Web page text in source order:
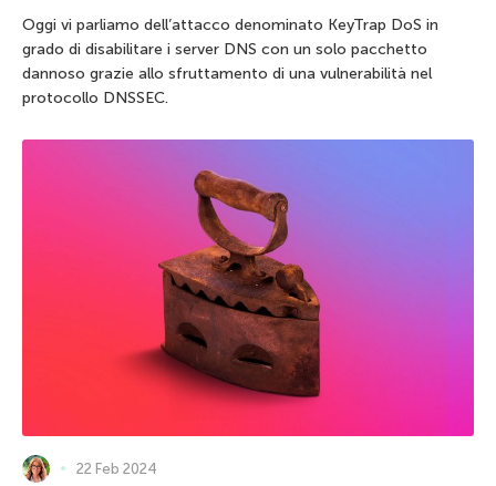
Oggi vi parliamo dell’attacco denominato KeyTrap DoS in
grado di disabilitare i server DNS con un solo pacchetto
dannoso grazie allo sfruttamento di una vulnerabilità nel
protocollo DNSSEC.
22 Feb 2024